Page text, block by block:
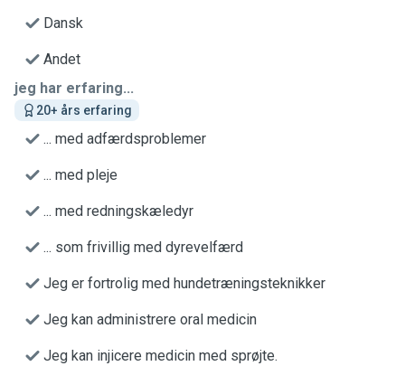
Dansk
Andet
jeg har erfaring...
20+ års erfaring
... med adfærdsproblemer
... med pleje
... med redningskæledyr
... som frivillig med dyrevelfærd
Jeg er fortrolig med hundetræningsteknikker
Jeg kan administrere oral medicin
Jeg kan injicere medicin med sprøjte.